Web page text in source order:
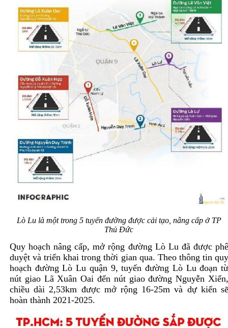
Lò Lu là một trong 5 tuyến đường được cải tạo, nâng cấp ở TP
Thủ Đức
Quy hoạch nâng cấp, mở rộng đường Lò Lu đã được
duyệt và triển khai trong thời gian qua. Theo thông tin
hoạch đường Lò Lu quận 9, tuyến đường Lò Lu đoạn
nút giao Lã Xuân Oai đến nút giao đường Nguyễn
chiều dài 2,53km được mở rộng 16-25m và dự kiến
hoàn thành 2021-2025.